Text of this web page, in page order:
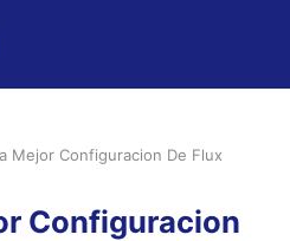
Mejor Configuracion De Flux
Configuracion